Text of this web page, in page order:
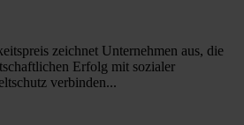
zeichnet Unternehmen aus, die
Erfolg mit sozialer
verbinden...